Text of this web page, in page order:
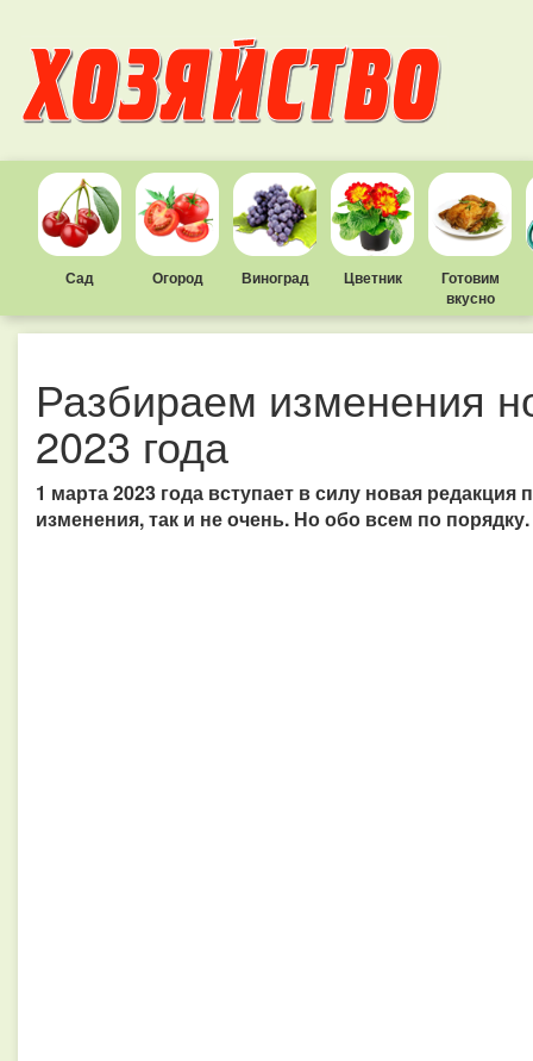
Сад Огород Виноград Цветник
Готовим
вкусно
Разбираем изменения
2023 года
1 марта 2023 года вступает в силу новая
изменения, так и не очень. Но обо всем по порядку.